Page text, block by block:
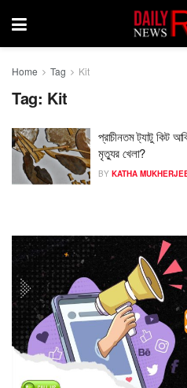
Home Tag Kit
Tag: Kit
প্রাচীনতম ট‍্যাটু কিট
মৃত্যুর খেলা?
BY KATHA